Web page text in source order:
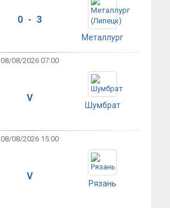
0 - 3
Металлург
08/08/2026 07:00
V
Шумбрат
08/08/2026 15:00
V
Рязань